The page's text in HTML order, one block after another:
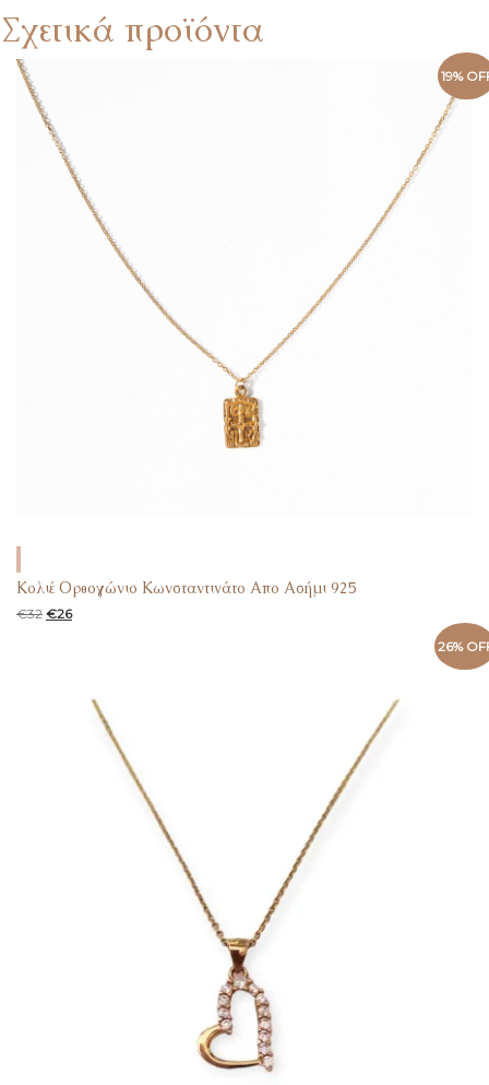
Σχετικά προϊόντα
19%
Κολιέ Ορθογώνιο Κωνσταντινάτο Απο Ασήμι 925
€32 €26
26%